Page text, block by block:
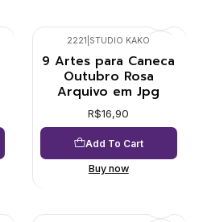
2221 STUDIO KAKO
9 Artes para Caneca
Outubro Rosa
Arquivo em Jpg
R$16,90
Add To Cart
Buy now